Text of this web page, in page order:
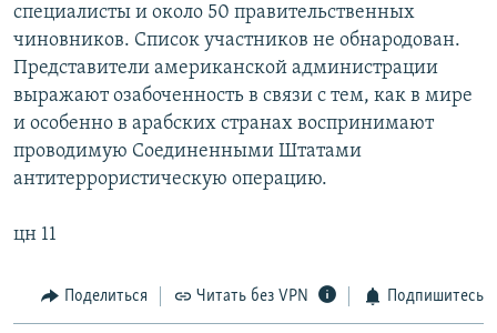
Все сайты РСЕ/РС
специалисты и около 50 правительственных
чиновников. Список участников не обнародован.
Представители американской администрации
выражают озабоченность в связи с тем, как в мире
и особенно в арабских странах воспринимают
проводимую Соединенными Штатами
антитеррористическую операцию.
цн 11
Поделиться Читать без VPN Подпишитесь